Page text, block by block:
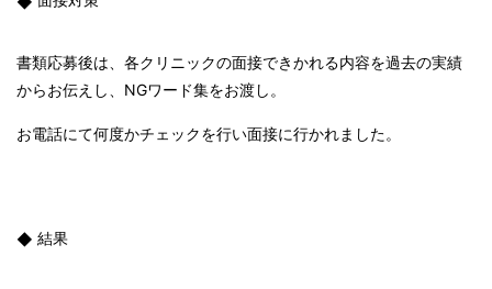
書類応募後は、各クリニックの面接できかれる内容を過去の実績
からお伝えし、NGワード集をお渡し。
お電話にて何度かチェックを行い面接に行かれました。
結果